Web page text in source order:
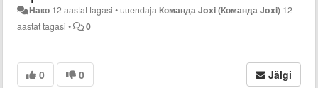
Нако 12 aastat tagasi •uuendajaКоманда Joxi (Команда Joxi) 12
aastat tagasi • 0
0 0 Jälgi